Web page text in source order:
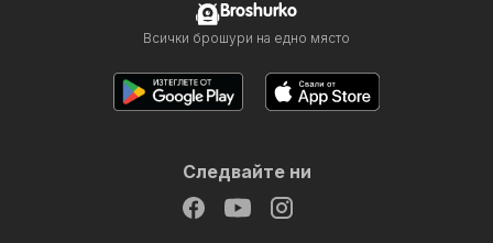
Broshurko
Всички брошури на едно място
Следвайте ни